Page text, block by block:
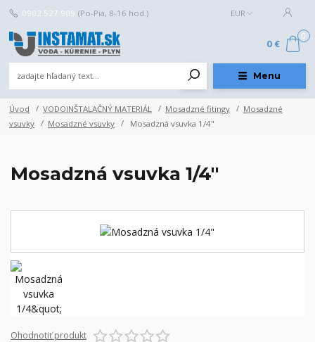
Menu
EUR
0902 527 909 (Po-Pia, 8-16 hod.)
0
0 €
Úvod VODOINŠTALAČNÝ MATERIÁL Mosadzné fitingy
Mosadzné
vsuvky
Mosadzné vsuvky Mosadzná vsuvka 1/4"
Mosadzná vsuvka 1/4"
Ohodnotiť produkt